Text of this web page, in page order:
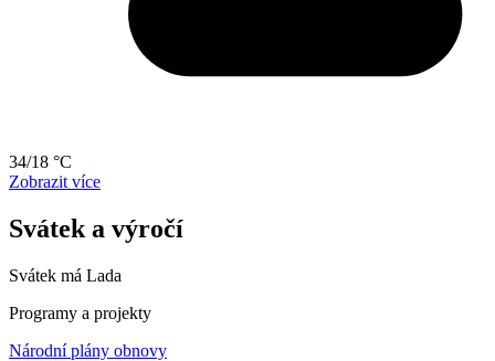
34/18 °C
Zobrazit více
Svátek a výročí
Svátek má Lada
Programy a projekty
Národní plány obnovy